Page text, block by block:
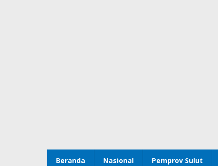
Beranda Nasional Pemprov Sulut